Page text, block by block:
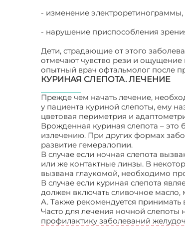
- изменение электроретинограммы,
- нарушение приспособления
Дети, страдающие от этого
отмечают чувство рези и ощущение
опытный врач офтальмолог после
КУРИНАЯ СЛЕПОТА. ЛЕЧЕНИЕ
Прежде чем начать лечение,
у пациента куриной слепоты, ему
цветовая периметрия и
Врожденная куриная слепота – это
излечению. При других формах
развитие гемералопии.
В случае если ночная слепота
или же контактные линзы. В
вызвана глаукомой, необходимо
В случае если куриная слепота
должен включать сливочное
А. Также рекомендуется
Часто для лечения ночной слепоты
профилактику заболеваний